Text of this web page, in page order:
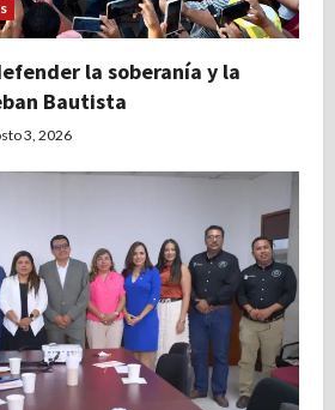
la soberanía y la
Bautista
3, 2026